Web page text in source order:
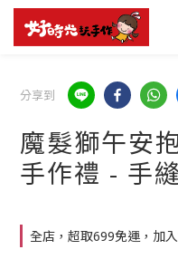
分享到
魔髮獅午安
手作禮 - 手
全店，超取699免運，加